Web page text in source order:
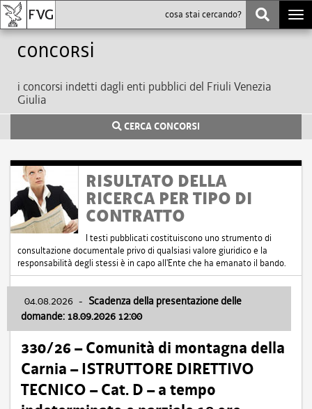
Concorsi
i concorsi indetti dagli enti pubblici del Friuli Venezia
Giulia
CERCA CONCORSI
RISULTATO DELLA
RICERCA PER TIPO DI
CONTRATTO
I testi pubblicati costituiscono uno strumento di
consultazione documentale privo di qualsiasi valore giuridico e la
responsabilità degli stessi è in capo all'Ente che ha emanato il bando.
04.08.2026 - Scadenza della presentazione delle
domande: 18.09.2026 12:00
330/26 – Comunità di montagna della
Carnia – ISTRUTTORE DIRETTIVO
TECNICO – Cat. D – a tempo